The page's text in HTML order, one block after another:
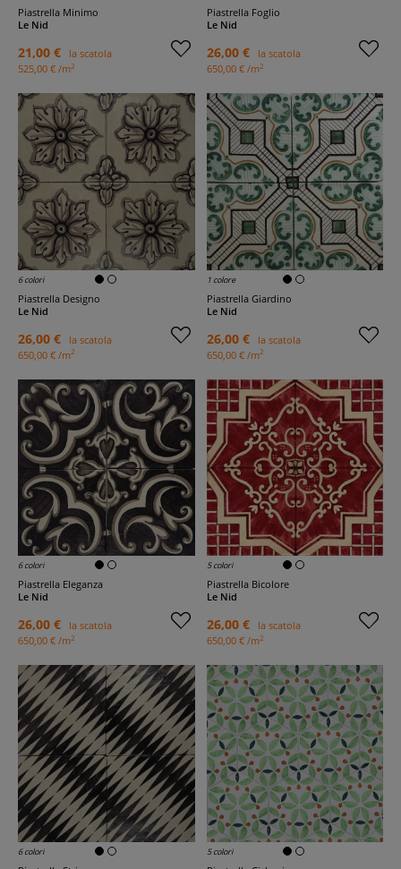
Piastrella Minimo
Le Nid
21,00 €
la scatola
525,00 € /m2
Piastrella Foglio
Le Nid
26,00 €
la scatola
650,00 € /m2
6 colori
Piastrella Designo
Le Nid
26,00 €
la scatola
650,00 € /m2
1 colore
Piastrella Giardino
Le Nid
26,00 €
la scatola
650,00 € /m2
6 colori
Piastrella Eleganza
Le Nid
26,00 €
la scatola
650,00 € /m2
5 colori
Piastrella Bicolore
Le Nid
26,00 €
la scatola
650,00 € /m2
6 colori 5 colori